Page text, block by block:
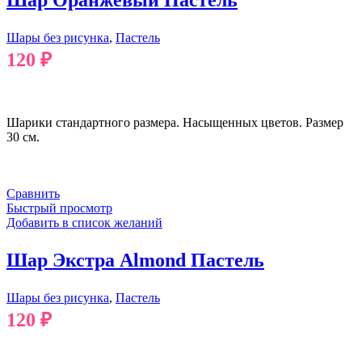
Шары без рисунка, Пастель
120 ₽
Шарики стандартного размера. Насыщенных цветов. Размер
30 см.
Сравнить
Быстрый просмотр
Добавить в список желаний
Шар Экстра Almond Пастель
Шары без рисунка, Пастель
120 ₽